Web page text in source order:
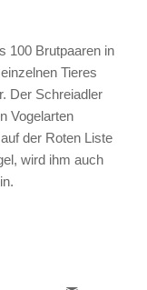
100 Brutpaaren in
Tieres
Der Schreiadler
Vogelarten
der Roten Liste
wird ihm auch